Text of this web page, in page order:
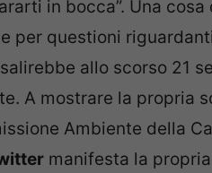
in bocca”. Una
per questioni
allo scorso 21
A mostrare la propria
Ambiente della
manifesta la